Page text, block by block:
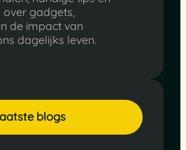
gadgets,
de impact van
dagelijks leven.
blogs